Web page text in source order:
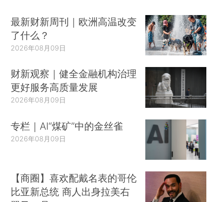
最新财新周刊｜欧洲高温改变
了什么？
2026年08月09日
财新观察｜健全金融机构治理
更好服务高质量发展
2026年08月09日
专栏｜AI“煤矿”中的金丝雀
2026年08月09日
【商圈】喜欢配戴名表的哥伦
比亚新总统 商人出身拉美右